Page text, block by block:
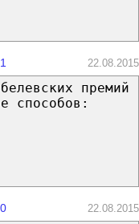
22.08.2015
премий
способов:
22.08.2015